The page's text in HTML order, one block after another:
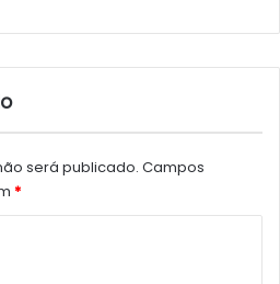
será publicado. Campos
*